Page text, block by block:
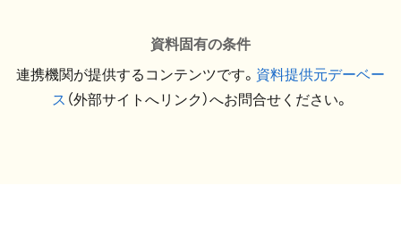
資料固有の条件
連携機関が提供するコンテンツです。 資料提供元デーベー
ス （外部サイトへリンク）へお問合せください。